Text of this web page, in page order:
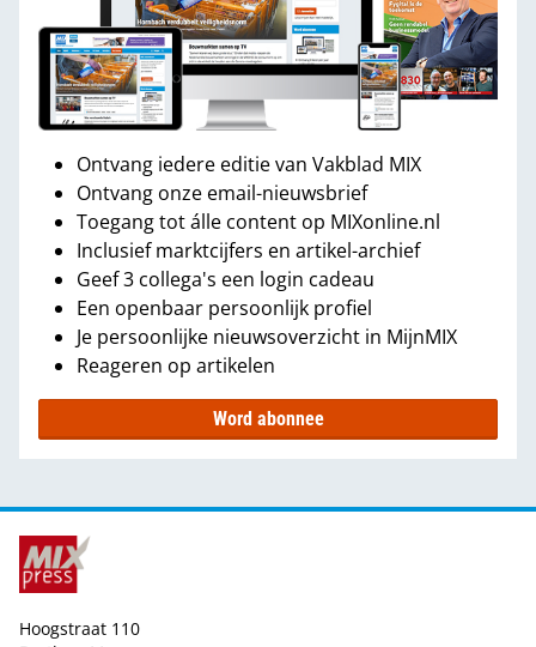
Ontvang iedere editie van Vakblad MIX
Ontvang onze email-nieuwsbrief
Toegang tot álle content op MIXonline.nl
Inclusief marktcijfers en artikel-archief
Geef 3 collega's een login cadeau
Een openbaar persoonlijk profiel
Je persoonlijke nieuwsoverzicht in MijnMIX
Reageren op artikelen
Word abonnee
Hoogstraat 110